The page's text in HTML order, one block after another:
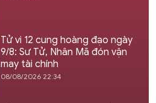
Tử vi 12 cung hoàng đạo ngày
9/8: Sư Tử, Nhân Mã đón vận
may tài chính
08/08/2026 22:34